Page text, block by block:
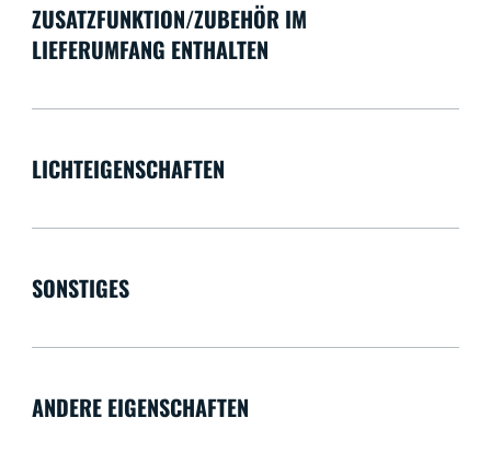
ZUSATZFUNKTION/ZUBEHÖR IM
LIEFERUMFANG ENTHALTEN
LICHTEIGENSCHAFTEN
SONSTIGES
ANDERE EIGENSCHAFTEN